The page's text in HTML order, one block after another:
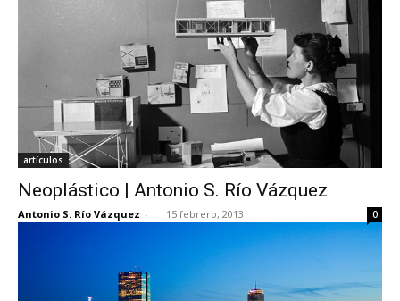
artículos
Neoplástico | Antonio S. Río Vázquez
Antonio S. Río Vázquez - 15 febrero, 2013 0